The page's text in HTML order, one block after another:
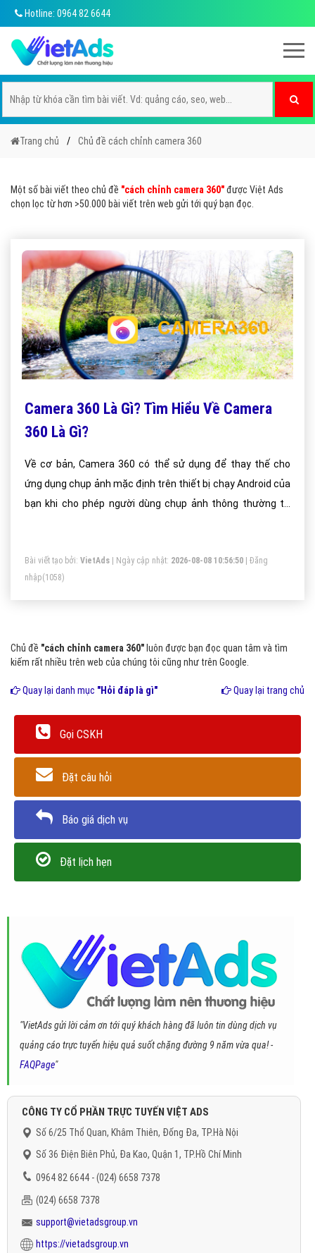
Hotline: 0964 82 6644
Trang chủ Chủ đề cách chỉnh camera 360
Một số bài viết theo chủ đề "cách chỉnh camera 360"được Việt Ads
chọn lọc từ hơn >50.000 bài viết trên web gửi tới quý bạn đọc.
Camera 360 Là Gì? Tìm Hiểu Về Camera
360 Là Gì?
Về cơ bản, Camera 360 có thể sử dụng để thay thế cho
ứng dụng chụp ảnh mặc định trên thiết bị chạy Android của
bạn khi cho phép người dùng chụp ảnh thông thường từ
Bài viết tạo bởi: VietAds | Ngày cập nhật: 2026-08-08 10:56:50
Đăng
nhập(1058)
Chủ đề "cách chỉnh camera 360" luôn được bạn đọc quan tâm và tìm
kiếm rất nhiều trên web của chúng tôi cũng như trên Google.
Quay lại danh mục "Hỏi đáp là gì" Quay lại trang chủ
Gọi CSKH
Đặt câu hỏi
Báo giá dịch vụ
Đặt lịch hẹn
"VietAds gửi lời cảm ơn tới quý khách hàng đã luôn tin dùng dịch vụ
quảng cáo trực tuyến hiệu quả suốt chặng đường 9 năm vừa qua! -
FAQPage"
CÔNG TY CỔ PHẦN TRỰC TUYẾN VIỆT ADS
Số 6/25 Thổ Quan, Khâm Thiên, Đống Đa, TP.Hà Nội
Số 36 Điện Biên Phủ, Đa Kao, Quận 1, TP.Hồ Chí Minh
0964 82 6644 - (024) 6658 7378
(024) 6658 7378
support@vietadsgroup.vn
https://vietadsgroup.vn